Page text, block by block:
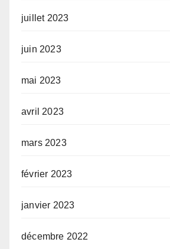
juillet 2023
juin 2023
mai 2023
avril 2023
mars 2023
février 2023
janvier 2023
décembre 2022